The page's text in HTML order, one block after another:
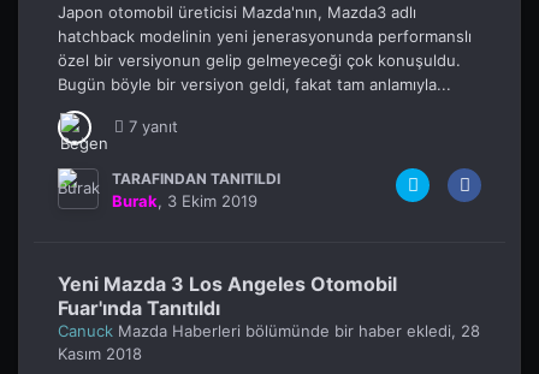
Japon otomobil üreticisi Mazda'nın, Mazda3 adlı
hatchback modelinin yeni jenerasyonunda performanslı
özel bir versiyonun gelip gelmeyeceği çok konuşuldu.
Bugün böyle bir versiyon geldi, fakat tam anlamıyla...
7 yanıt
TARAFINDAN TANITILDI
Burak, 3 Ekim 2019
Yeni Mazda 3 Los Angeles Otomobil
Fuar'ında Tanıtıldı
Canuck Mazda Haberleri bölümünde bir haber ekledi, 28
Kasım 2018